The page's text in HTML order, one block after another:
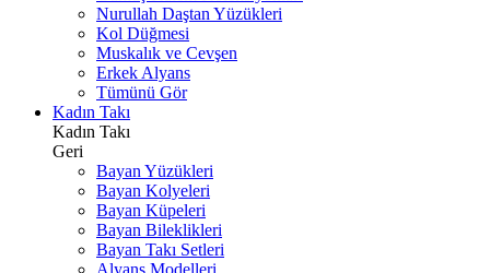
Nurullah Daştan Yüzükleri
Kol Düğmesi
Muskalık ve Cevşen
Erkek Alyans
Tümünü Gör
Kadın Takı
Kadın Takı
Geri
Bayan Yüzükleri
Bayan Kolyeleri
Bayan Küpeleri
Bayan Bileklikleri
Bayan Takı Setleri
Alyans Modelleri